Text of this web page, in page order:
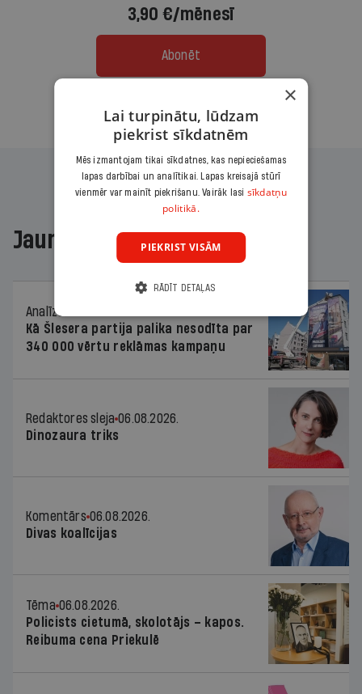
3,90 €/mēnesī
Abonēt
Citas abonēšanas iespējas meklē šeit
Jaunākajā žurnālā
Analīze
Kā Šlesera partija palika nesodīta par
340 000 vērtu reklāmas kampaņu
Redaktores sleja 06.08.2026.
Dinozaura triks
Komentārs 06.08.2026.
Divas koalīcijas
Tēma 06.08.2026.
Policists cietumā, skolotājs – kapos.
Reibuma cena Priekulē
×
Lai turpinātu, lūdzam
piekrist sīkdatnēm
Mēs izmantojam tikai sīkdatnes, kas nepieciešamas
lapas darbībai un analītikai. Lapas kreisajā stūrī
vienmēr var mainīt piekrišanu. Vairāk lasi sīkdatņu
politikā.
PIEKRIST VISĀM
RĀDĪT DETAĻAS